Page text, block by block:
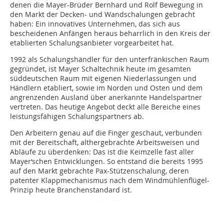
denen die Mayer-Brüder Bernhard und Rolf Bewegung in
den Markt der Decken- und Wandschalungen gebracht
haben: Ein innovatives Unternehmen, das sich aus
bescheidenen Anfängen heraus beharrlich in den Kreis der
etablierten Schalungsanbieter vorgearbeitet hat.
1992 als Schalungshändler für den unterfränkischen Raum
gegründet, ist Mayer Schaltechnik heute im gesamten
süddeutschen Raum mit eigenen Niederlassungen und
Händlern etabliert, sowie im Norden und Osten und dem
angrenzenden Ausland über anerkannte Handelspartner
vertreten. Das heutige Angebot deckt alle Bereiche eines
leistungsfähigen Schalungspartners ab.
Den Arbeitern genau auf die Finger geschaut, verbunden
mit der Bereitschaft, althergebrachte Arbeitsweisen und
Abläufe zu überdenken: Das ist die Keimzelle fast aller
Mayer‘schen Entwicklungen. So entstand die bereits 1995
auf den Markt gebrachte Pax-Stützenschalung, deren
patenter Klappmechanismus nach dem Windmühlenflügel-
Prinzip heute Branchenstandard ist.